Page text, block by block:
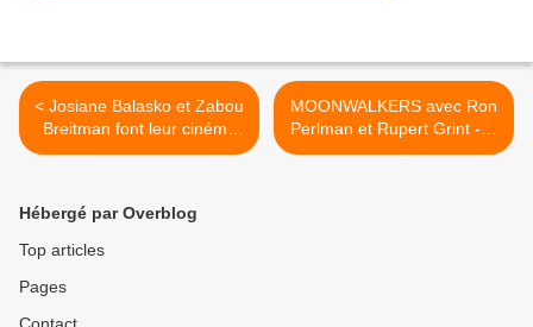
< Josiane Balasko et Zabou
Breitman font leur cinéma
dans Arrête ton cinéma ! -
MOONWALKERS avec Ron
Perlman et Rupert Grint - le
2 Mars au Cinéma >
Hébergé par Overblog
Top articles
Pages